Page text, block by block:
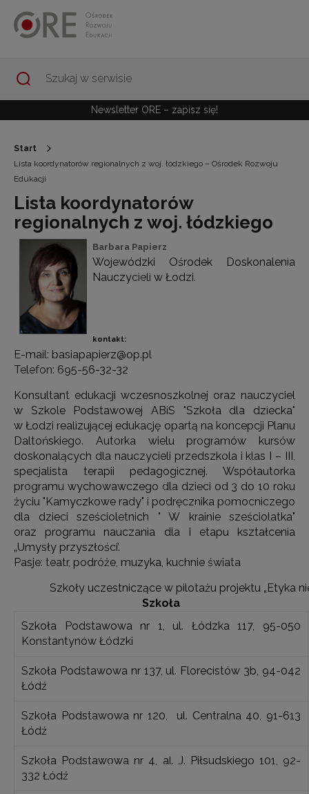
Newsletter ORE – zapisz się!
Start
Lista koordynatorów regionalnych z woj. łódzkiego – Ośrodek Rozwoju
Edukacji
Lista koordynatorów
regionalnych z woj. łódzkiego
Barbara Papierz
Wojewódzki Ośrodek Doskonalenia
Nauczycieli w Łodzi.
kontakt:
E-mail: basiapapierz@op.pl
Telefon: 695-56-32-32
Konsultant edukacji wczesnoszkolnej oraz nauczyciel
w Szkole Podstawowej ABiS "Szkoła dla dziecka"
w Łodzi realizującej edukację opartą na koncepcji Planu
Daltońskiego. Autorka wielu programów kursów
doskonalących dla nauczycieli przedszkola i klas I – III,
specjalista terapii pedagogicznej. Współautorka
programu wychowawczego dla dzieci od 3 do 10 roku
życiu "Kamyczkowe rady" i podręcznika pomocniczego
dla dzieci sześcioletnich " W krainie sześciolatka"
oraz programu nauczania dla I etapu kształcenia
„Umysły przyszłości’.
Pasje: teatr, podróże, muzyka, kuchnie świata
Szkoły uczestniczące w pilotażu projektu „Etyka
Szkoła
Szkoła Podstawowa nr 1, ul. Łódzka 117, 95-050
Konstantynów Łódzki
Szkoła Podstawowa nr 137, ul. Florecistów 3b, 94-042
Łódź
Szkoła Podstawowa nr 120, ul. Centralna 40, 91-613
Łódź
Szkoła Podstawowa nr 4, al. J. Piłsudskiego 101, 92-
332 Łódź